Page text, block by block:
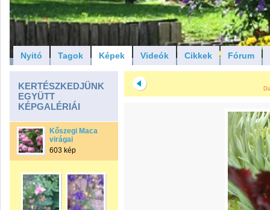
Nyitó Tagok Képek Videók Cikkek Fórum
KERTÉSZKEDJÜNK
EGYÜTT
KÉPGALÉRIÁI
Kőszegi Maca
virágai
603 kép